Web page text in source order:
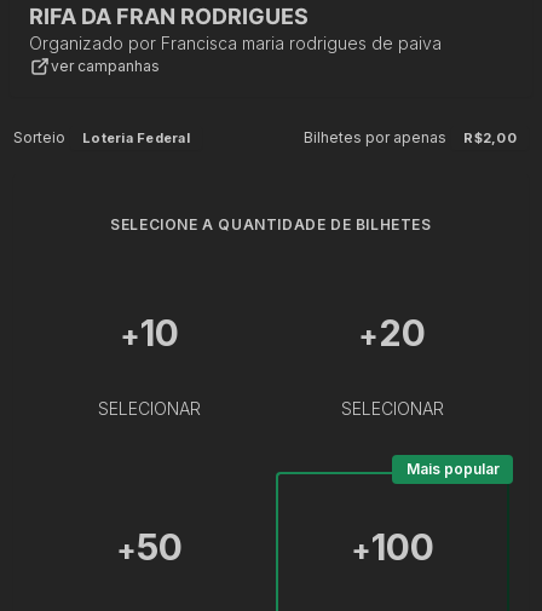
RIFA DA FRAN RODRIGUES
Organizado por Francisca maria rodrigues de paiva
ver campanhas
Sorteio Loteria Federal Bilhetes por apenas R$2,00
SELECIONE A QUANTIDADE DE BILHETES
+10
SELECIONAR
+20
SELECIONAR
+50 +100
Mais popular